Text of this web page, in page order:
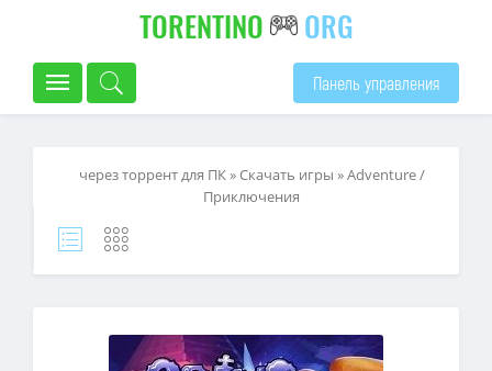
TORENTINO ORG
Панель управления
через торрент для ПК»Скачать игры »Adventure /
Приключения